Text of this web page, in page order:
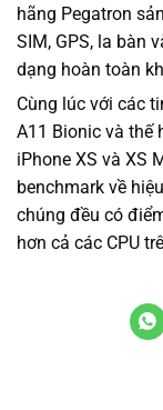
hãng Pegatron
SIM, GPS, la bàn
dạng hoàn toàn
Cùng lúc với các
A11 Bionic và thế
iPhone XS và XS
benchmark về
chúng đều có
hơn cả các CPU